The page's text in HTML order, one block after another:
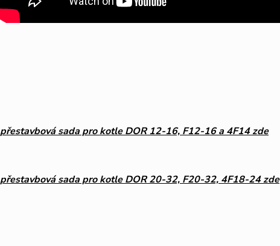
přestavbová sada pro kotle DOR 12-16, F12-16 a 4F14 zde
přestavbová sada pro kotle DOR 20-32, F20-32, 4F18-24 zde